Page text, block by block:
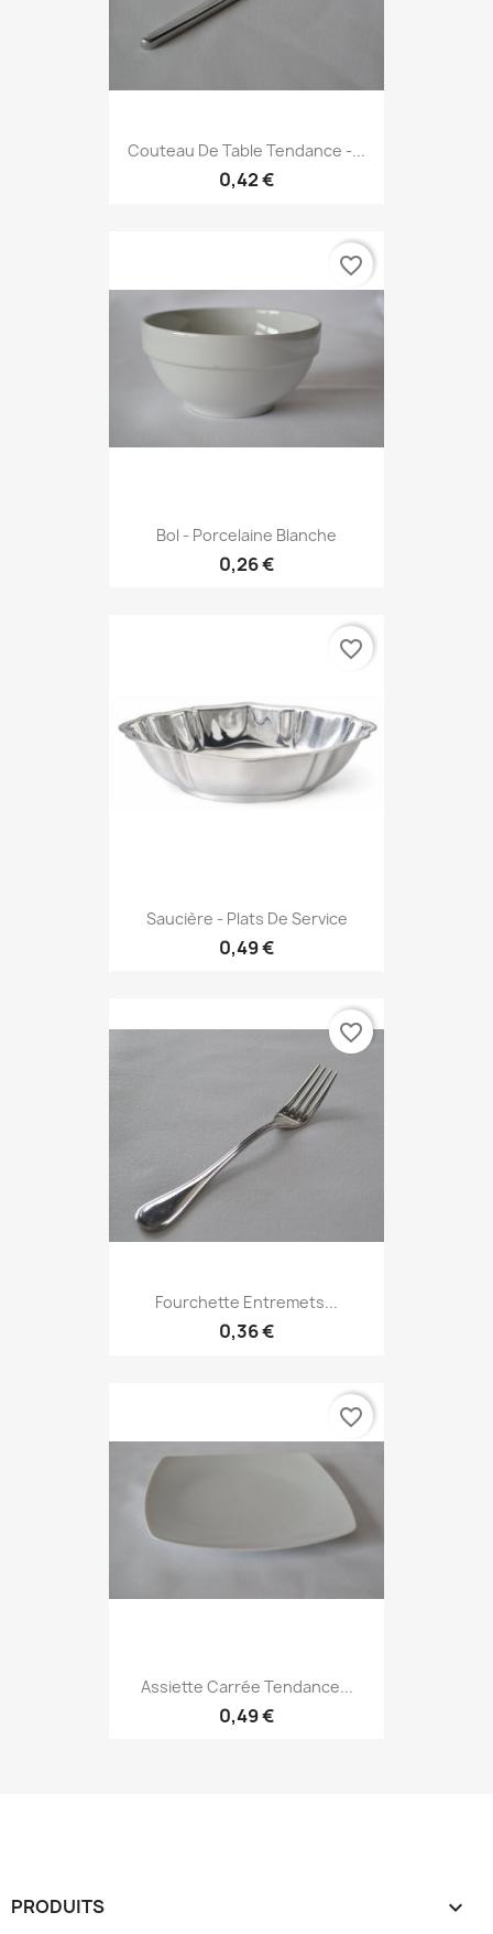
Couteau De Table Tendance -...
0,42 €
Bol - Porcelaine Blanche
0,26 €
favorite_border
Saucière - Plats De Service
0,49 €
favorite_border
Fourchette Entremets...
0,36 €
favorite_border
Assiette Carrée Tendance...
0,49 €
favorite_border
PRODUITS 